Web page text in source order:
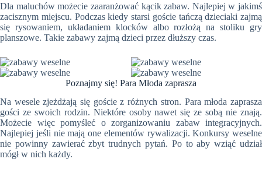
Dla maluchów możecie zaaranżować kącik zabaw. Najlepiej w jakimś
zacisznym miejscu. Podczas kiedy starsi goście tańczą dzieciaki zajmą
się rysowaniem, układaniem klocków albo rozłożą na stoliku gry
planszowe. Takie zabawy zajmą dzieci przez dłuższy czas.
Poznajmy się! Para Młoda zaprasza
Na wesele zjeżdżają się goście z różnych stron. Para młoda zaprasza
gości ze swoich rodzin. Niektóre osoby nawet się ze sobą nie znają.
Możecie więc pomyśleć o zorganizowaniu zabaw integracyjnych.
Najlepiej jeśli nie mają one elementów rywalizacji. Konkursy weselne
nie powinny zawierać zbyt trudnych pytań. Po to aby wziąć udział
mógł w nich każdy.